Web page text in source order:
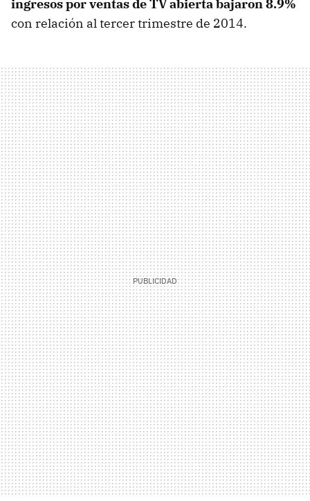
ingresos por ventas de TV abierta bajaron 8.9%
con relación al tercer trimestre de 2014.